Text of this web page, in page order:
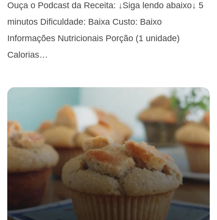
Ouça o Podcast da Receita: ↓Siga lendo abaixo↓ 5
minutos Dificuldade: Baixa Custo: Baixo
Informações Nutricionais Porção (1 unidade)
Calorias…